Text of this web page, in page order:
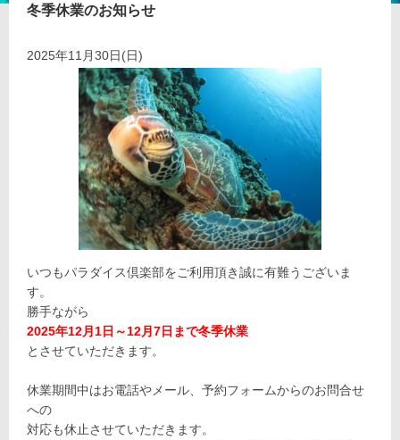
冬季休業のお知らせ
2025年11月30日(日)
いつもパラダイス倶楽部をご利用頂き誠に有難うございま
す。
勝手ながら
2025年12月1日～12月7日まで冬季休業
とさせていただきます。
休業期間中はお電話やメール、予約フォームからのお問合せ
への
対応も休止させていただきます。